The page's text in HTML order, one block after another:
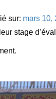
sur: mars 10,
stage